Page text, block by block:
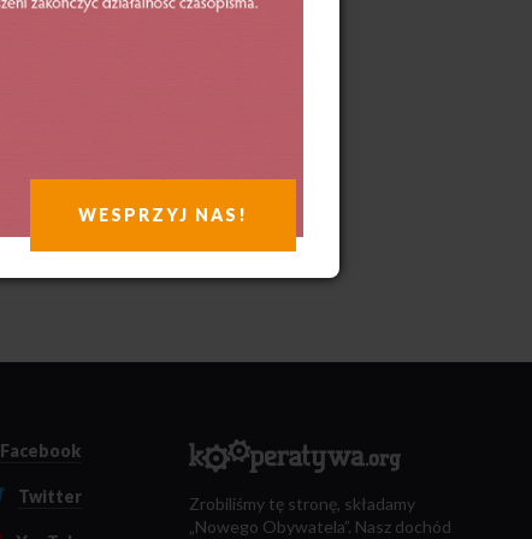
Facebook
Twitter
Zrobiliśmy tę stronę, składamy
„Nowego Obywatela”. Nasz dochód
WESPRZYJ NAS!